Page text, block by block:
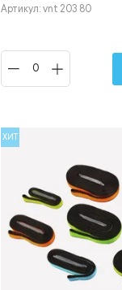
Артикул: vnt 203 80
ХИТ